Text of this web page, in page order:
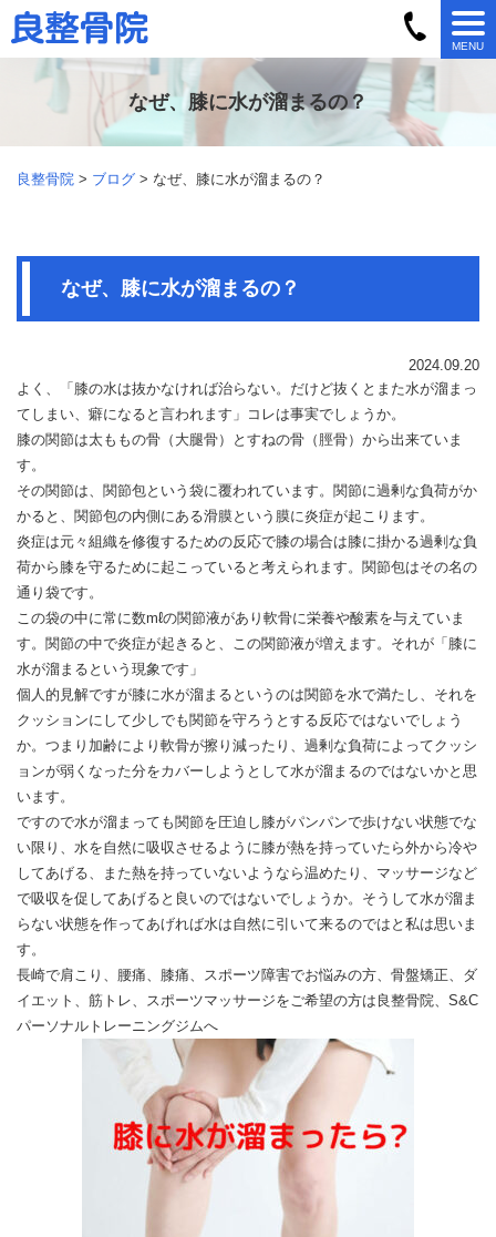
MENU
なぜ、膝に水が溜まるの？
良整骨院 > ブログ > なぜ、膝に水が溜まるの？
なぜ、膝に水が溜まるの？
2024.09.20
よく、「膝の水は抜かなければ治らない。だけど抜くとまた水が溜まっ
てしまい、癖になると言われます」コレは事実でしょうか。
膝の関節は太ももの骨（大腿骨）とすねの骨（脛骨）から出来ていま
す。
その関節は、関節包という袋に覆われています。関節に過剰な負荷がか
かると、関節包の内側にある滑膜という膜に炎症が起こります。
炎症は元々組織を修復するための反応で膝の場合は膝に掛かる過剰な負
荷から膝を守るために起こっていると考えられます。関節包はその名の
通り袋です。
この袋の中に常に数mℓの関節液があり軟骨に栄養や酸素を与えていま
す。関節の中で炎症が起きると、この関節液が増えます。それが「膝に
水が溜まるという現象です」
個人的見解ですが膝に水が溜まるというのは関節を水で満たし、それを
クッションにして少しでも関節を守ろうとする反応ではないでしょう
か。つまり加齢により軟骨が擦り減ったり、過剰な負荷によってクッシ
ョンが弱くなった分をカバーしようとして水が溜まるのではないかと思
います。
ですので水が溜まっても関節を圧迫し膝がパンパンで歩けない状態でな
い限り、水を自然に吸収させるように膝が熱を持っていたら外から冷や
してあげる、また熱を持っていないようなら温めたり、マッサージなど
で吸収を促してあげると良いのではないでしょうか。そうして水が溜ま
らない状態を作ってあげれば水は自然に引いて来るのではと私は思いま
す。
長崎で肩こり、腰痛、膝痛、スポーツ障害でお悩みの方、骨盤矯正、ダ
イエット、筋トレ、スポーツマッサージをご希望の方は良整骨院、S&C
パーソナルトレーニングジムへ